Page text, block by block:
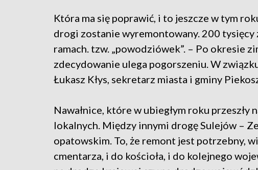
Która ma się poprawić, i to jeszcze w tym
drogi zostanie wyremontowany. 200 tysięcy
ramach. tzw. „powodziówek”. – Po okresie
zdecydowanie ulega pogorszeniu. W
Łukasz Kłys, sekretarz miasta i gminy
Nawałnice, które w ubiegłym roku przeszły
lokalnych. Między innymi drogę Sulejów –
opatowskim. To, że remont jest potrzebny,
cmentarza, i do kościoła, i do kolejnego